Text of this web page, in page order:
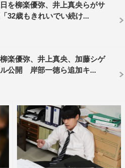
を柳楽優弥、井上真央らがサ
32歳もきれいでい続け...
柳楽優弥、井上真央、加藤シゲ
公開 岸部一徳ら追加キ...